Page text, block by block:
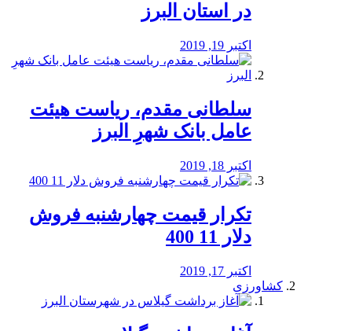
در استان البرز
اکتبر 19, 2019
سلطانی مقدم، ریاست هیئت
عامل بانک شهرِ البرز
اکتبر 18, 2019
تکرار قیمت چهارشنبه فروش
دلار 11 400
اکتبر 17, 2019
کشاورزی